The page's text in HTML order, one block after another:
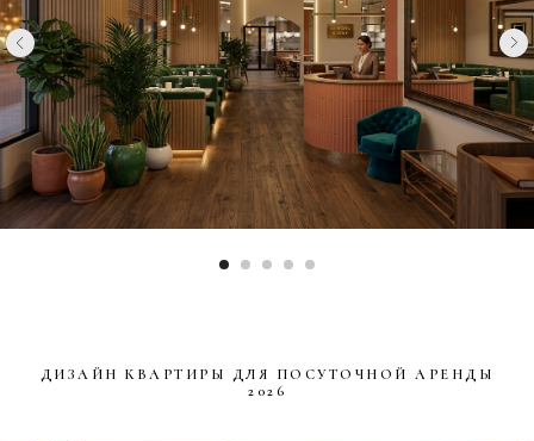
ДИЗАЙН КВАРТИРЫ ДЛЯ ПОСУТОЧНОЙ АРЕНДЫ
2026